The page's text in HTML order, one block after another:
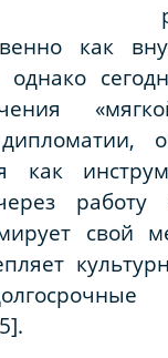
как
однако
как
свой